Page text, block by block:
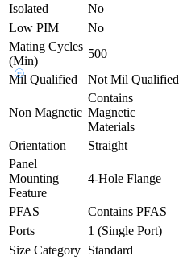
Isolated
No
Low PIM
No
Mating Cycles
(Min)
500
Mil Qualified
Not Mil Qualified
Non Magnetic
Contains
Magnetic
Materials
Orientation
Straight
Panel
Mounting
Feature
4-Hole Flange
PFAS
Contains PFAS
Ports
1 (Single Port)
Size Category Standard